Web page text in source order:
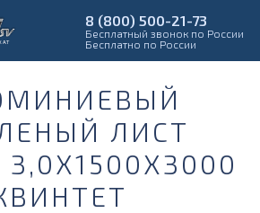
8 (800) 500-21-73
Бесплатный звонок по России
Бесплатно по России
ЛИСТ